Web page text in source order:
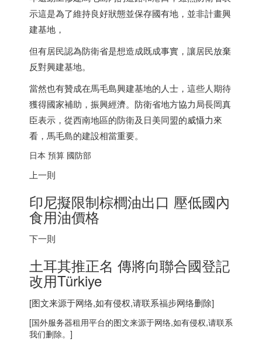
示這是為了維持良好狀態並保存國有地，並非計畫興
建基地，
但有居民認為防衛省是想造成既成事實，讓居民放棄
反對興建基地。
當然也有贊成在馬毛島興建基地的人士，這些人期待
獲得國家補助，振興經濟。防衛省地方協力局長岡真
臣表示，從西南地區的防衛及日美同盟的威懾力來
看，馬毛島的建設相當重要。
日本 預算 國防部
上一則
印尼擬限制棕櫚油出口 壓低國內
食用油價格
下一則
土耳其推正名 傳將向聯合國登記
改用Türkiye
[图文来源于网络,如有侵权,请联系福步网络删除]
[国外服务器租用平台的图文来源于网络,如有侵权,请联系
我们删除。]